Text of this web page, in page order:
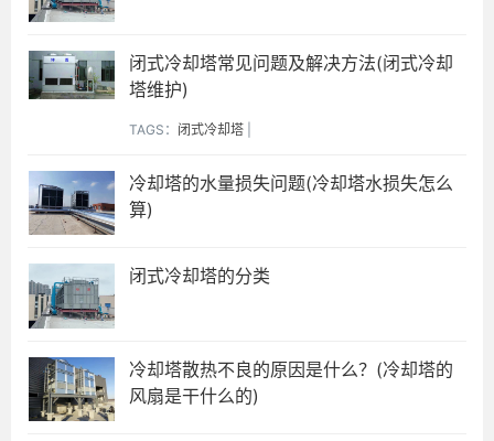
闭式冷却塔常见问题及解决方法(闭式冷却
塔维护)
TAGS： 闭式冷却塔
冷却塔的水量损失问题(冷却塔水损失怎么
算)
闭式冷却塔的分类
冷却塔散热不良的原因是什么？(冷却塔的
风扇是干什么的)